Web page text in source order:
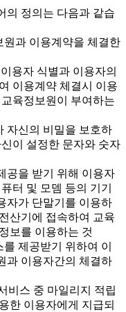
의 정의는 다음과 같습
과 이용계약을 체결한
용자 식별과 이용자의
이용계약 체결시 이용
육정보원이 부여하는
자신의 비밀을 보호하
이 설정한 문자와 숫자
공을 받기 위해 이용자
터 및 모뎀 등의 기기
자가 단말기를 이용하
산기에 접속하여 교육
보를 이용하는 것
제공받기 위하여 이
과 이용자간의 체결하
비스 중 마일리지 적립
한 이용자에게 지급되